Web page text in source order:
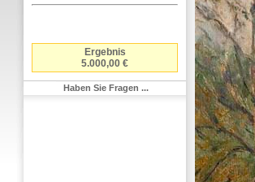
Ergebnis
5.000,00 €
Haben Sie Fragen ...